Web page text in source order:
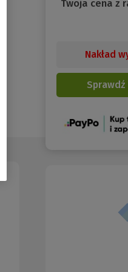
Twoja cena z
Nakład
(Nowe